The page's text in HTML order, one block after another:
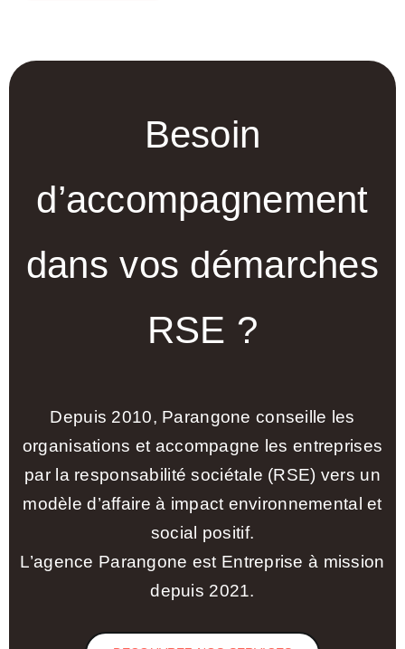
Besoin
d’accompagnement
dans vos démarches
RSE ?
Depuis 2010, Parangone conseille les
organisations et accompagne les entreprises
par la responsabilité sociétale (RSE) vers un
modèle d’affaire à impact environnemental et
social positif.
L’agence Parangone est Entreprise à mission
depuis 2021.